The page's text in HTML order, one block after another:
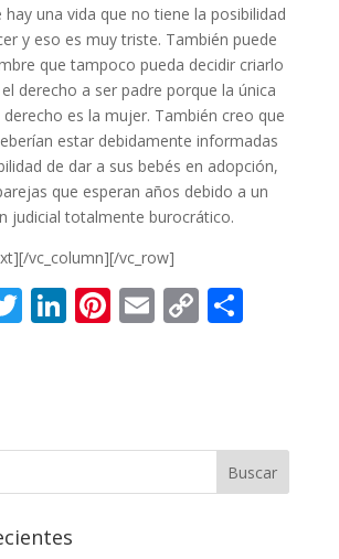
una vida que no tiene la posibilidad
y eso es muy triste. También puede
que tampoco pueda decidir criarlo
derecho a ser padre porque la única
es la mujer. También creo que
estar debidamente informadas
de dar a sus bebés en adopción,
que esperan años debido a un
judicial totalmente burocrático.
vc_column][/vc_row]
T Li
dI
n
Pi
st
E C
Li
n
C
ar
ti